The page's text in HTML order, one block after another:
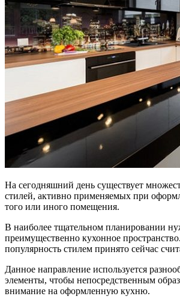
На сегодняшний день существует
стилей, активно применяемых при
того или иного помещения.
В наиболее тщательном планировании
преимущественно кухонное
популярность стилем принято сейчас
Данное направление используется
элементы, чтобы непосредственным
внимание на оформленную кухню.